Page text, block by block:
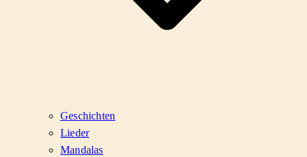
Geschichten
Lieder
Mandalas